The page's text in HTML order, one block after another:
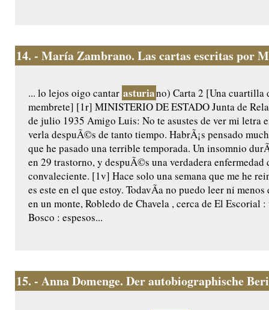
14. - María Zambrano. Las cartas escritas por
... lo lejos oigo cantar asturiano) Carta 2 [Una cuartilla
membrete] [1r] MINISTERIO DE ESTADO Junta de
de julio 1935 Amigo Luis: No te asustes de ver mi letra
verla despuÃ©s de tanto tiempo. HabrÃ¡s pensado
que he pasado una terrible temporada. Un insomnio
en 29 trastorno, y despuÃ©s una verdadera enfermedad
convaleciente. [1v] Hace solo una semana que me he
es este en el que estoy. TodavÃ­a no puedo leer ni
en un monte, Robledo de Chavela , cerca de El Escorial
Bosco : espesos...
15. - Anna Domenge. Der autobiographische